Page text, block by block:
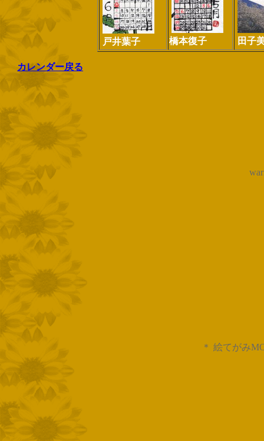
戸井葉子 橋本復子 田子
カレンダー戻る
＊ 絵てがみ